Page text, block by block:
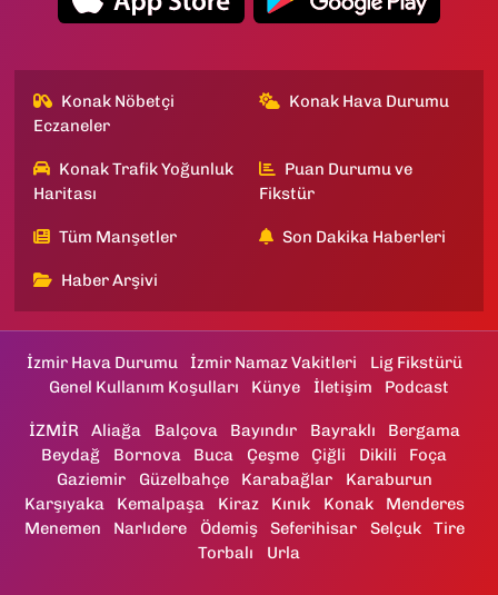
Konak Nöbetçi
Eczaneler
Konak Hava Durumu
Konak Trafik Yoğunluk
Haritası
Puan Durumu ve
Fikstür
Tüm Manşetler Son Dakika Haberleri
Haber Arşivi
İzmir Hava Durumu İzmir Namaz Vakitleri
Lig Fikstürü
Genel Kullanım Koşulları
Künye İletişim Podcast
İZMİR Aliağa Balçova Bayındır Bayraklı
Bergama
Beydağ
Bornova Buca Çeşme Çiğli Dikili
Foça
Gaziemir
Güzelbahçe Karabağlar
Karaburun
Karşıyaka
Kemalpaşa Kiraz Kınık Konak
Menderes
Menemen
Narlıdere Ödemiş Seferihisar Selçuk
Tire
Torbalı
Urla